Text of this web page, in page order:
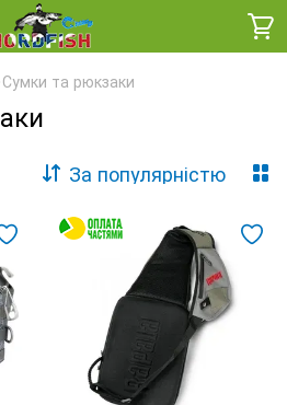
Сумки та рюкзаки
За популярністю